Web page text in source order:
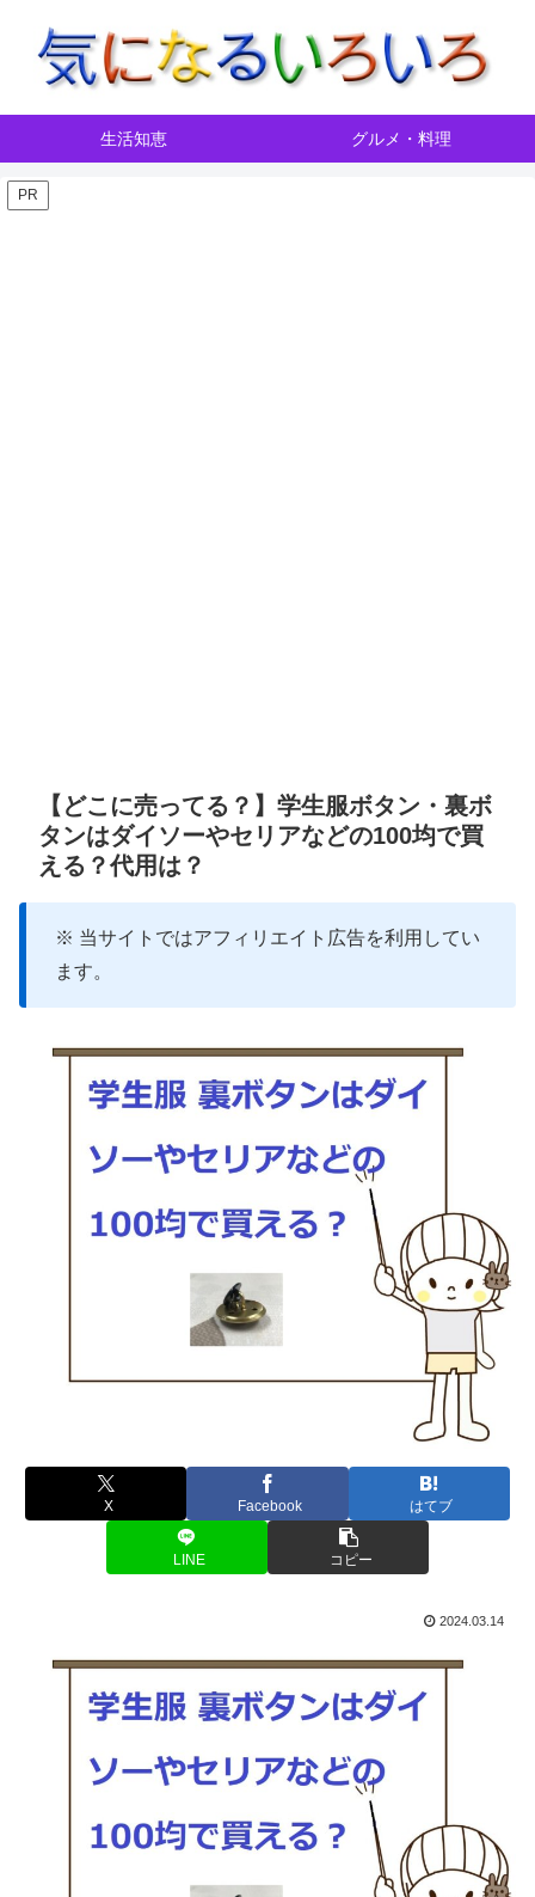
生活知恵 グルメ・料理
PR
【どこに売ってる？】学生服ボタン・裏ボ
タンはダイソーやセリアなどの100均で買
える？代用は？
※ 当サイトではアフィリエイト広告を利用してい
ます。
X Facebook はてブ
LINE コピー
2024.03.14